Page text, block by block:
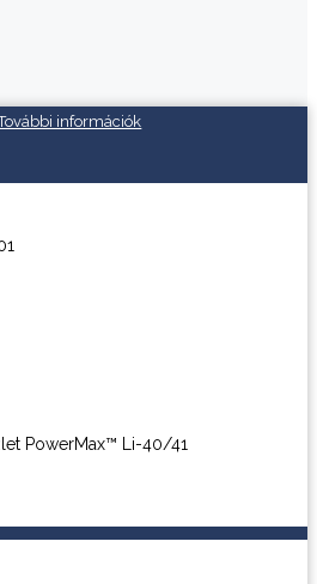
információk
PowerMax™ Li-40/41